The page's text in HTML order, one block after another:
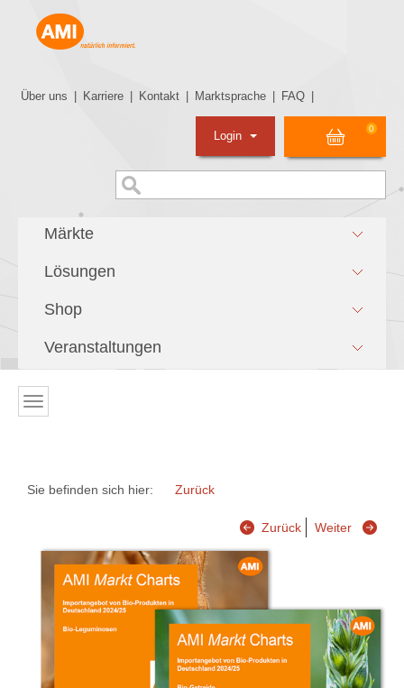
Über uns Karriere Kontakt Marktsprache FAQ
0
Login
Märkte
Lösungen
Shop
Veranstaltungen
Sie befinden sich hier: Zurück
Zurück Weiter